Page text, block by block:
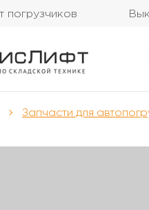
погрузчиков
Запчасти для